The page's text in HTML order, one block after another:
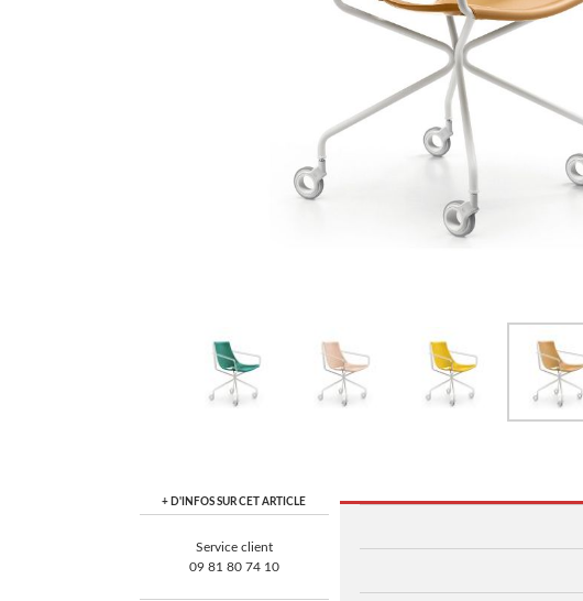
+ D'INFOS SUR CET ARTICLE
Service client
09 81 80 74 10